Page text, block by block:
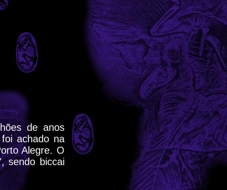
de anos
achado na
Alegre. O
sendo biccai